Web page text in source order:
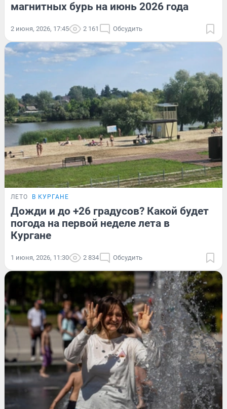
магнитных бурь на июнь 2026 года
2 июня, 2026, 17:45 2 161 Обсудить
ЛЕТО В КУРГАНЕ
Дожди и до +26 градусов? Какой будет
погода на первой неделе лета в
Кургане
1 июня, 2026, 11:30 2 834 Обсудить